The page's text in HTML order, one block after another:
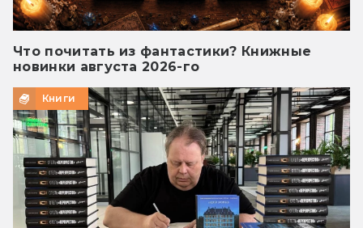
Что почитать из фантастики? Книжные
новинки августа 2026-го
Книги